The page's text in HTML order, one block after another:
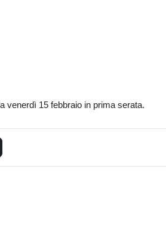
venerdì 15 febbraio in prima serata.